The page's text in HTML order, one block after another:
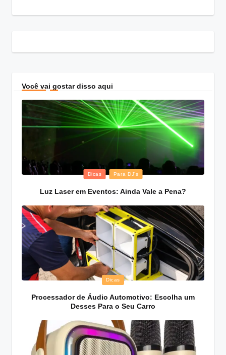
Você vai gostar disso aqui
Posted
Dicas Para DJ's
Luz Laser em Eventos: Ainda Vale a Pena?
Posted
Dicas
Processador de Áudio Automotivo: Escolha um
Desses Para o Seu Carro